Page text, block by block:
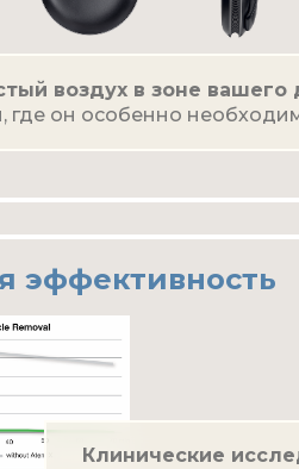
воздух в зоне
где он особенно
эффективность
Клинические